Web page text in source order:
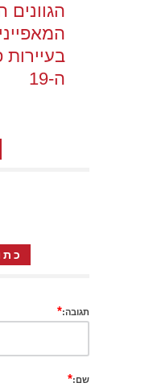
הגוונים
בעיירות
ה-19
תגובה:*
שם:*